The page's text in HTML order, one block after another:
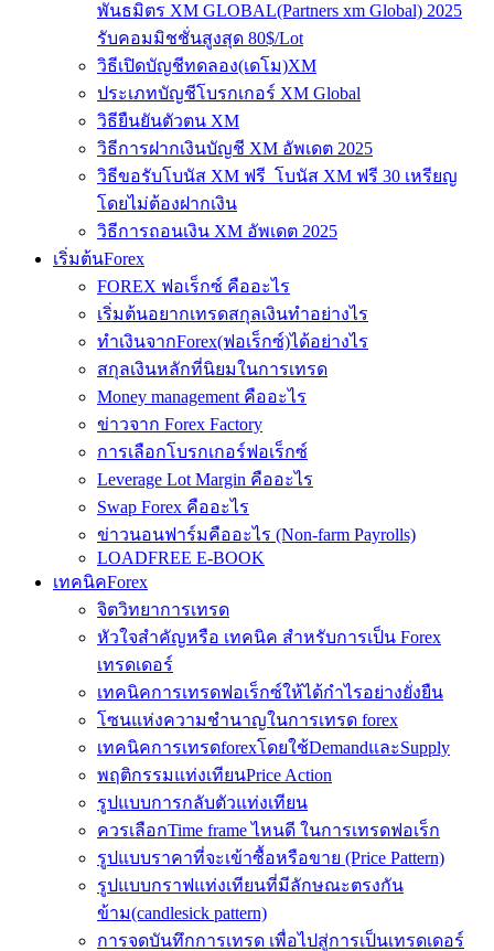
พันธมิตร XM GLOBAL(Partners xm Global) 2025
รับคอมมิชชั่นสูงสุด 80$/Lot
วิธีเปิดบัญชีทดลอง(เดโม)XM
ประเภทบัญชีโบรกเกอร์ XM Global
วิธียืนยันตัวตน XM
วิธีการฝากเงินบัญชี XM อัพเดต 2025
วิธีขอรับโบนัส XM ฟรี โบนัส XM ฟรี 30 เหรียญ
โดยไม่ต้องฝากเงิน
วิธีการถอนเงิน XM อัพเดต 2025
เริ่มต้นForex
FOREX ฟอเร็กซ์ คืออะไร
เริ่มต้นอยากเทรดสกุลเงินทำอย่างไร
ทำเงินจากForex(ฟอเร็กซ์)ได้อย่างไร
สกุลเงินหลักที่นิยมในการเทรด
Money management คืออะไร
ข่าวจาก Forex Factory
การเลือกโบรกเกอร์ฟอเร็กซ์
Leverage Lot Margin คืออะไร
Swap Forex คืออะไร
ข่าวนอนฟาร์มคืออะไร (Non-farm Payrolls)
LOADFREE E-BOOK
เทคนิคForex
จิตวิทยาการเทรด
หัวใจสำคัญหรือ เทคนิค สำหรับการเป็น Forex
เทรดเดอร์
เทคนิคการเทรดฟอเร็กซ์ให้ได้กำไรอย่างยั่งยืน
โซนแห่งความชำนาญในการเทรด forex
เทคนิคการเทรดforexโดยใช้DemandและSupply
พฤติกรรมแท่งเทียนPrice Action
รูปแบบการกลับตัวแท่งเทียน
ควรเลือกTime frame ไหนดี ในการเทรดฟอเร็ก
รูปแบบราคาที่จะเข้าซื้อหรือขาย (Price Pattern)
รูปแบบกราฟแท่งเทียนที่มีลักษณะตรงกัน
ข้าม(candlesick pattern)
การจดบันทึกการเทรด เพื่อไปสู่การเป็นเทรดเดอร์